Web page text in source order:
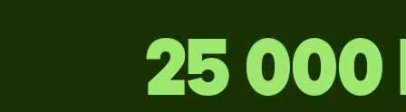
25